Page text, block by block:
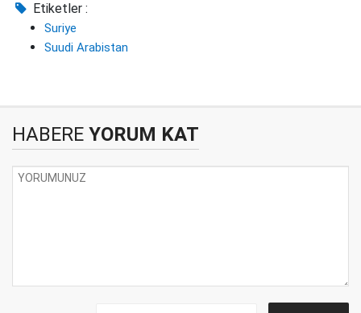
Etiketler :
Suriye
Suudi Arabistan
HABERE YORUM KAT